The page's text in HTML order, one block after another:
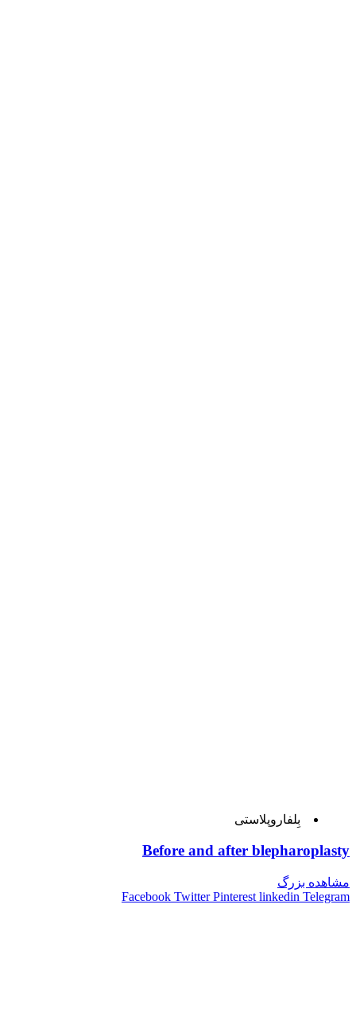
بِلفاروپلاستی
Before and after blepharoplasty
مشاهده بزرگ
Facebook Twitter Pinterest linkedin Telegram